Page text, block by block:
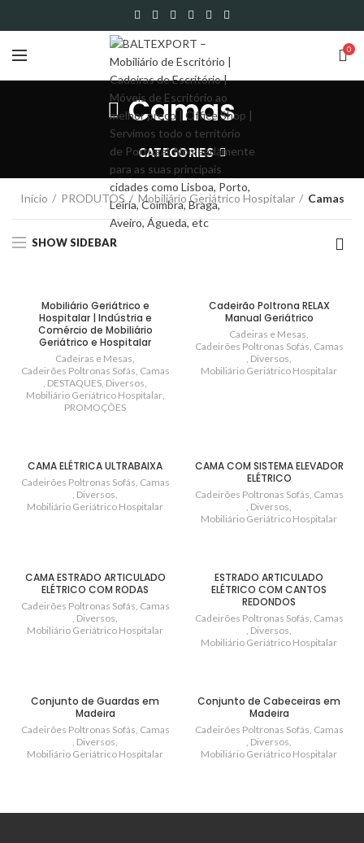
0
Camas
CATEGORIES
Início PRODUTOS Mobiliário Geriátrico Hospitalar Camas
SHOW SIDEBAR
Mobiliário Geriátrico e
Hospitalar | Indústria e
Comércio de Mobiliário
Geriátrico e Hospitalar
Cadeiras e Mesas,
Cadeirões Poltronas Sofás, Camas
, DESTAQUES, Diversos,
Mobiliário Geriátrico Hospitalar,
PROMOÇÕES
Cadeirão Poltrona RELAX
Manual Geriátrico
Cadeiras e Mesas,
Cadeirões Poltronas Sofás, Camas
, Diversos,
Mobiliário Geriátrico Hospitalar
CAMA ELÉTRICA ULTRABAIXA
Cadeirões Poltronas Sofás, Camas
, Diversos,
Mobiliário Geriátrico Hospitalar
CAMA COM SISTEMA ELEVADOR
ELÉTRICO
Cadeirões Poltronas Sofás, Camas
, Diversos,
Mobiliário Geriátrico Hospitalar
CAMA ESTRADO ARTICULADO
ELÉTRICO COM RODAS
Cadeirões Poltronas Sofás, Camas
, Diversos,
Mobiliário Geriátrico Hospitalar
ESTRADO ARTICULADO
ELÉTRICO COM CANTOS
REDONDOS
Cadeirões Poltronas Sofás, Camas
, Diversos,
Mobiliário Geriátrico Hospitalar
Conjunto de Guardas em
Madeira
Cadeirões Poltronas Sofás, Camas
, Diversos,
Mobiliário Geriátrico Hospitalar
Conjunto de Cabeceiras em
Madeira
Cadeirões Poltronas Sofás, Camas
, Diversos,
Mobiliário Geriátrico Hospitalar